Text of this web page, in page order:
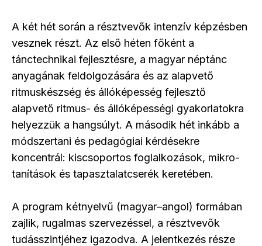
A két hét során a résztvevők intenzív képzésben
vesznek részt. Az első héten főként a
tánctechnikai fejlesztésre, a magyar néptánc
anyagának feldolgozására és az alapvető
ritmuskészség és állóképesség fejlesztő
alapvető ritmus- és állóképességi gyakorlatokra
helyezzük a hangsúlyt. A második hét inkább a
módszertani és pedagógiai kérdésekre
koncentrál: kiscsoportos foglalkozások, mikro-
tanítások és tapasztalatcserék keretében.
A program kétnyelvű (magyar–angol) formában
zajlik, rugalmas szervezéssel, a résztvevők
tudásszintjéhez igazodva. A jelentkezés része